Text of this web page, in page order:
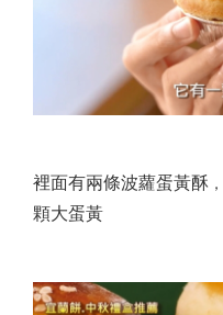
裡面有兩條波蘿蛋黃酥 ，
顆大蛋黃